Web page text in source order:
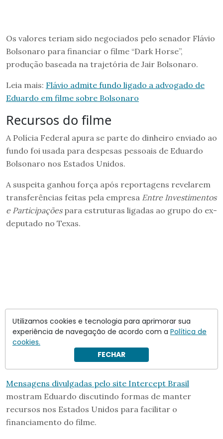
Os valores teriam sido negociados pelo senador Flávio
Bolsonaro para financiar o filme “Dark Horse”,
produção baseada na trajetória de Jair Bolsonaro.
Leia mais: Flávio admite fundo ligado a advogado de
Eduardo em filme sobre Bolsonaro
Recursos do filme
A Polícia Federal apura se parte do dinheiro enviado ao
fundo foi usada para despesas pessoais de Eduardo
Bolsonaro nos Estados Unidos.
A suspeita ganhou força após reportagens revelarem
transferências feitas pela empresa Entre Investimentos
e Participaçõespara estruturas ligadas ao grupo do ex-
deputado no Texas.
Mensagens divulgadas pelo site Intercept Brasil
mostram Eduardo discutindo formas de manter
recursos nos Estados Unidos para facilitar o
financiamento do filme.
Utilizamos cookies e tecnologia para aprimorar sua
experiência de navegação de acordo com a Política de
cookies.
FECHAR